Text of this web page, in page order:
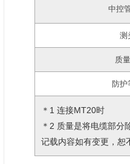
＊1 连接MT20时
＊2 质量是将电缆部分
记载内容如有变更，恕
中控
测
质
防护